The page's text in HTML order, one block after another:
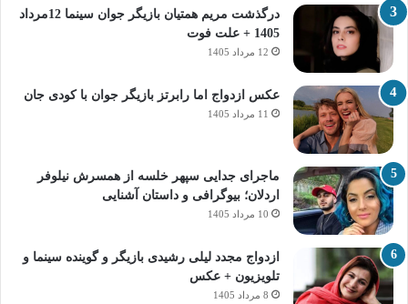
درگذشت مریم همتیان بازیگر جوان سینما 12مرداد
1405 + علت فوت
12 مرداد 1405
عکس ازدواج اما رابرتز بازیگر جوان با کودی جان
11 مرداد 1405
ماجرای جدایی سپهر خلسه از همسرش نیلوفر
اردلان؛ بیوگرافی و داستان آشنایی
10 مرداد 1405
ازدواج مجدد لیلی رشیدی بازیگر و گوینده سینما و
تلویزیون + عکس
8 مرداد 1405